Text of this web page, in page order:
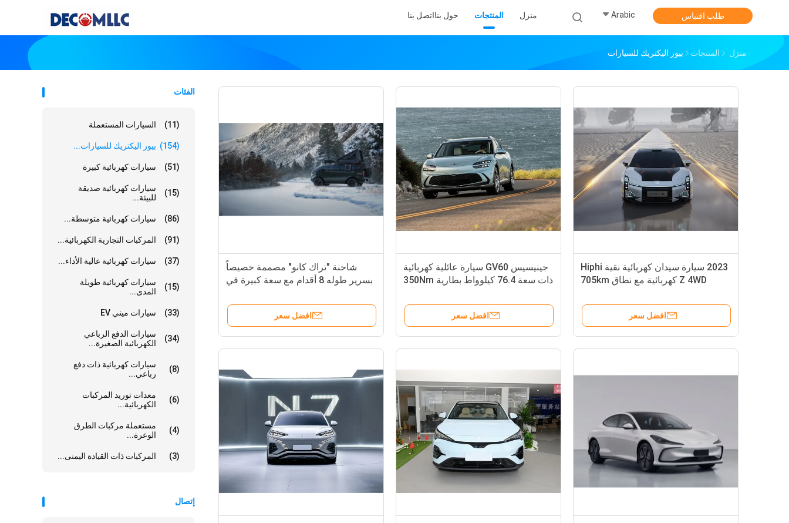
منزل المنتجات حول بنااتصل بنا Arabic طلب اقتباس
منزل المنتجات بيور اليكتريك للسيارات
الفئات
السيارات المستعملة (11)
بيور اليكتريك للسيارات... (154)
سيارات كهربائية كبيرة (51)
سيارات كهربائية صديقة
للبيئة...
(15)
سيارات كهربائية متوسطة... (86)
المركبات التجارية الكهربائية... (91)
سيارات كهربائية عالية الأداء... (37)
سيارات كهربائية طويلة
المدى...
(15)
سيارات ميني EV (33)
سيارات الدفع الرباعي
الكهربائية الصغيرة...
(34)
سيارات كهربائية ذات دفع
رباعي...
(8)
معدات توريد المركبات
الكهربائية...
(6)
مستعملة مركبات الطرق
الوعرة...
(4)
المركبات ذات القيادة اليمنى... (3)
إتصال
شاحنة "تراك كانو" مصممة خصيصاً
بسرير طوله 8 أقدام مع سعة كبيرة في
افضل سعر
جينيسيس GV60 سيارة عائلية كهربائية
ذات سعة 76.4 كيلوواط بطارية 350Nm
افضل سعر
2023 سيارة سيدان كهربائية نقية Hiphi
Z 4WD كهربائية مع نطاق 705km
افضل سعر